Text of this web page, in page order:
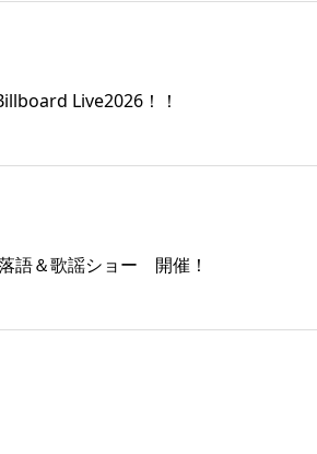
Live2026！！
＆歌謡ショー 開催！